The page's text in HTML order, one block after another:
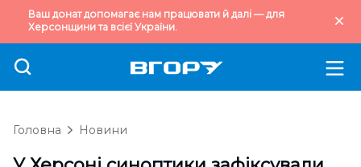
Ваш донат допомагає нам працювати й далі — для
Херсонщини та всієї України.
Головна Новини